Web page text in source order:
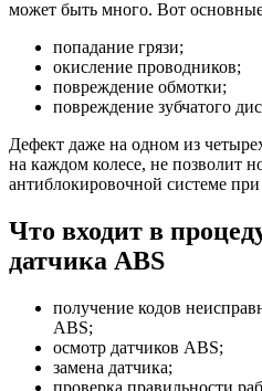
может быть много. Вот
попадание грязи;
окисление проводников;
повреждение обмотки;
повреждение зубчатого
Дефект даже на одном из
на каждом колесе, не позволит
антиблокировочной системе
Что входит в
датчика ABS
получение кодов
ABS;
осмотр датчиков ABS;
замена датчика;
проверка правильности